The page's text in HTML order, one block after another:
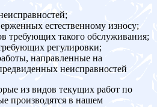
естественному износу;
требующих такого обслуживания;
регулировки;
направленные на
неисправностей
из видов текущих работ по
производятся в нашем